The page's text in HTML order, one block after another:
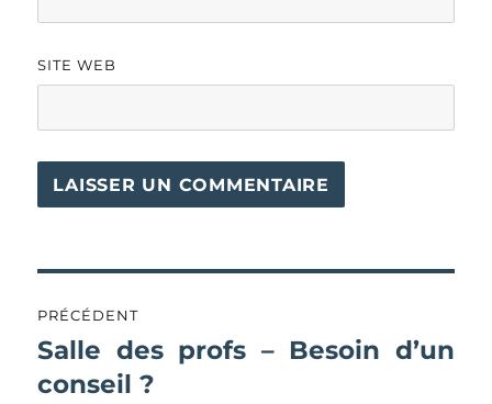
SITE WEB
de
l’article
PRÉCÉDENT
Publication
précédente :
Salle des profs – Besoin d’un
conseil ?